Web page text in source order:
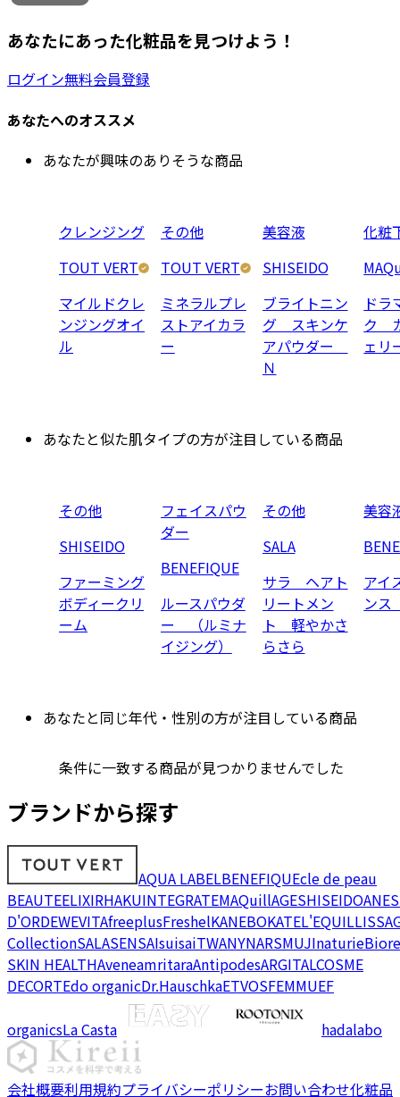
あなたにあった化粧品を見つけよう！
ログイン無料会員登録
あなたへのオススメ
あなたが興味のありそうな商品
クレンジング
TOUT VERT
マイルドクレ
ンジングオイ
ル
その他
TOUT VERT
ミネラルプレ
ストアイカラ
ー
美容液
SHISEIDO
ブライトニン
グ スキンケ
アパウダー
Ｎ
化粧
ドラ
ク
ェ
あなたと似た肌タイプの方が注目している商品
その他
SHISEIDO
ファーミング
ボディークリ
ーム
フェイスパウ
ダー
BENEFIQUE
ルースパウダ
ー （ルミナ
イジング）
その他
SALA
サラ ヘアト
リートメン
ト 軽やかさ
らさら
美容
アイ
ン
あなたと同じ年代・性別の方が注目している商品
条件に一致する商品が見つかりませんでした
ブランドから探す
AQUA LABELBENEFIQUEcle de peau
BEAUTEELIXIRHAKUINTEGRATEMAQuillAGESHISEIDO
D'ORDEWEVITAfreeplusFreshelKANEBOKATEL'EQUIL
CollectionSALASENSAIsuisaiTWANYNARSMUJInaturieBiore
SKIN HEALTHAveneamritaraAntipodesARGITALCOSME
DECORTEdo organicDr.HauschkaETVOSFEMMUEF
organicsLa Casta hadalabo
会社概要利用規約プライバシーポリシーお問い合わせ化粧品